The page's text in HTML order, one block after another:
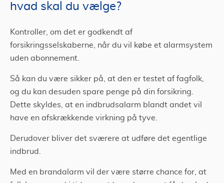
hvad skal du vælge?
Kontroller, om det er godkendt af
forsikringsselskaberne, når du vil købe et alarmsystem
uden abonnement.
Så kan du være sikker på, at den er testet af fagfolk,
og du kan desuden spare penge på din forsikring.
Dette skyldes, at en indbrudsalarm blandt andet vil
have en afskrækkende virkning på tyve.
Derudover bliver det sværere at udføre det egentlige
indbrud.
Med en brandalarm vil der være større chance for, at